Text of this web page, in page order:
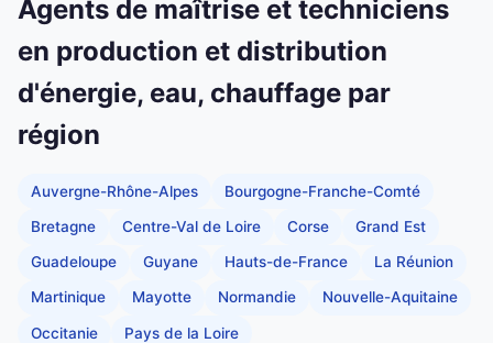
Agents de maîtrise et techniciens
en production et distribution
d'énergie, eau, chauffage par
région
Auvergne-Rhône-Alpes Bourgogne-Franche-Comté
Bretagne Centre-Val de Loire Corse Grand Est
Guadeloupe Guyane Hauts-de-France La Réunion
Martinique Mayotte Normandie Nouvelle-Aquitaine
Occitanie Pays de la Loire